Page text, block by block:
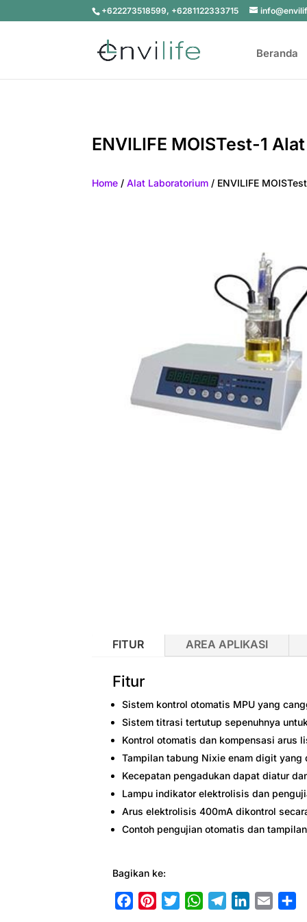
+622273518599, +6281122333715
Beranda
ENVILIFE MOISTest-1
Home /Alat Laboratorium / ENVILIFE
FITUR AREA APLIKASI
Fitur
Sistem kontrol otomatis MPU yang
Sistem titrasi tertutup sepenuhnya
Kontrol otomatis dan kompensasi arus
Tampilan tabung Nixie enam digit
Kecepatan pengadukan dapat diatur
Lampu indikator elektrolisis dan
Arus elektrolisis 400mA dikontrol
Contoh pengujian otomatis dan
Bagikan ke:
W